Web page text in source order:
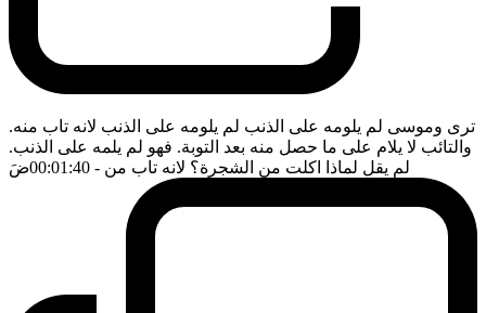
ترى وموسى لم يلومه على الذنب لم يلومه على الذنب لانه تاب منه.
والتائب لا يلام على ما حصل منه بعد التوبة. فهو لم يلمه على الذنب.
لم يقل لماذا اكلت من الشجرة؟ لانه تاب من - 00:01:40 ضَ